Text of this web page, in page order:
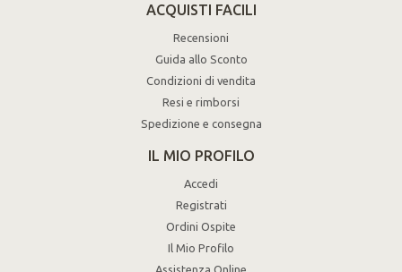
ACQUISTI FACILI
Recensioni
Guida allo Sconto
Condizioni di vendita
Resi e rimborsi
Spedizione e consegna
IL MIO PROFILO
Accedi
Registrati
Ordini Ospite
Il Mio Profilo
Assistenza Online